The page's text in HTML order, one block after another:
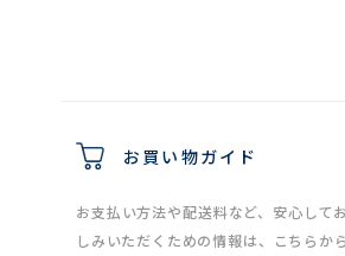
お買い物ガイド
お支払い方法や配送料など、安心して
しみいただくための情報は、こちらか